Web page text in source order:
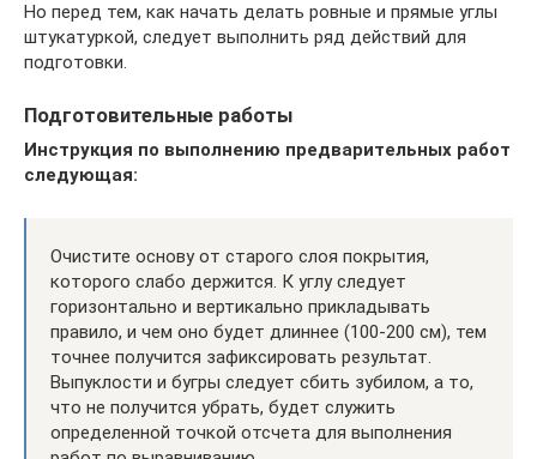
Но перед тем, как начать делать ровные и прямые углы
штукатуркой, следует выполнить ряд действий для
подготовки.
Подготовительные работы
Инструкция по выполнению предварительных работ
следующая:
Очистите основу от старого слоя покрытия,
которого слабо держится. К углу следует
горизонтально и вертикально прикладывать
правило, и чем оно будет длиннее (100-200 см), тем
точнее получится зафиксировать результат.
Выпуклости и бугры следует сбить зубилом, а то,
что не получится убрать, будет служить
определенной точкой отсчета для выполнения